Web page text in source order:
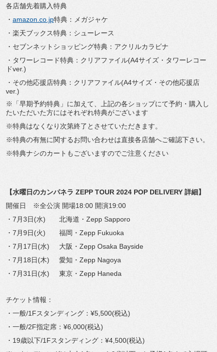
各店舗先着購入特典
・ amazon.co.jp特典：メガジャケ
・楽天ブックス特典：シューレース
・セブンネットショッピング特典：アクリルカラビナ
・タワーレコード特典：クリアファイル(A4サイズ・タワーレコー
ドver.)
・その他応援店特典：クリアファイル(A4サイズ・その他応援店
ver.)
※「早期予約特典」に加えて、上記の各ショップにて予約・購入し
たいただいた方にはそれぞれ特典がございます
※特典はなくなり次第終了とさせていただきます。
※特典の有無に関するお問い合わせは直接各店舗へご確認下さい。
※特典ナシのカートもございますのでご注意ください
【水曜日のカンパネラ ZEPP TOUR 2024 POP DELIVERY 詳細】
開催日 ※全公演 開場18:00 開演19:00
・7月3日(水) 北海道・Zepp Sapporo
・7月9日(火) 福岡・Zepp Fukuoka
・7月17日(水) 大阪・Zepp Osaka Bayside
・7月18日(木) 愛知・Zepp Nagoya
・7月31日(水) 東京・Zepp Haneda
チケット情報：
・一般/1Fスタンディング：¥5,500(税込)
・一般/2F指定席：¥6,000(税込)
・19歳以下/1Fスタンディング：¥4,500(税込)